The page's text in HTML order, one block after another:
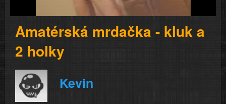
Amatérská mrdačka - kluk a
2 holky
Kevin